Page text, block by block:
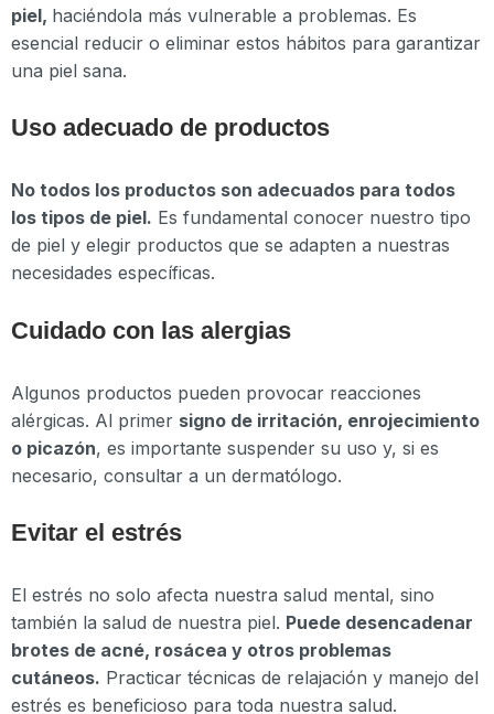
piel, haciéndola más vulnerable a problemas. Es
esencial reducir o eliminar estos hábitos para garantizar
una piel sana.
Uso adecuado de productos
No todos los productos son adecuados para todos
los tipos de piel. Es fundamental conocer nuestro tipo
de piel y elegir productos que se adapten a nuestras
necesidades específicas.
Cuidado con las alergias
Algunos productos pueden provocar reacciones
alérgicas. Al primer signo de irritación, enrojecimiento
o picazón, es importante suspender su uso y, si es
necesario, consultar a un dermatólogo.
Evitar el estrés
El estrés no solo afecta nuestra salud mental, sino
también la salud de nuestra piel. Puede desencadenar
brotes de acné, rosácea y otros problemas
cutáneos. Practicar técnicas de relajación y manejo del
estrés es beneficioso para toda nuestra salud.